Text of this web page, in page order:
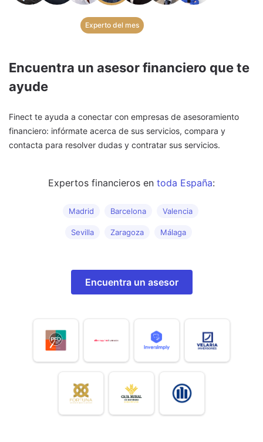
Experto del mes
Encuentra un asesor financiero que te
ayude
Finect te ayuda a conectar con empresas de asesoramiento
financiero: infórmate acerca de sus servicios, compara y
contacta para resolver dudas y contratar sus servicios.
Expertos financieros en toda España:
Encuentra un asesor